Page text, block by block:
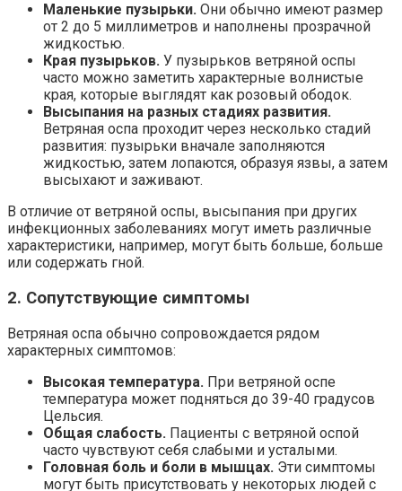
Маленькие пузырьки. Они обычно имеют размер
от 2 до 5 миллиметров и наполнены прозрачной
жидкостью.
Края пузырьков. У пузырьков ветряной оспы
часто можно заметить характерные волнистые
края, которые выглядят как розовый ободок.
Высыпания на разных стадиях развития.
Ветряная оспа проходит через несколько стадий
развития: пузырьки вначале заполняются
жидкостью, затем лопаются, образуя язвы, а затем
высыхают и заживают.
В отличие от ветряной оспы, высыпания при других
инфекционных заболеваниях могут иметь различные
характеристики, например, могут быть больше, больше
или содержать гной.
2. Сопутствующие симптомы
Ветряная оспа обычно сопровождается рядом
характерных симптомов:
Высокая температура. При ветряной оспе
температура может подняться до 39-40 градусов
Цельсия.
Общая слабость. Пациенты с ветряной оспой
часто чувствуют себя слабыми и усталыми.
Головная боль и боли в мышцах. Эти симптомы
могут быть присутствовать у некоторых людей с